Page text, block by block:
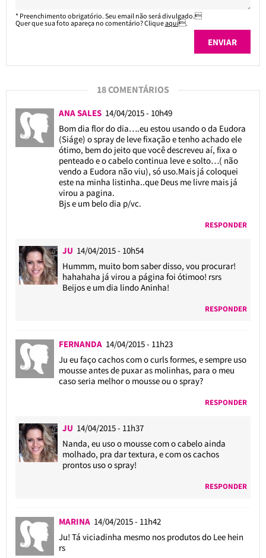
* Preenchimento obrigatório. Seu email não será divulgado.
Quer que sua foto apareça no comentário? Cliqueaqui.
18 COMENTÁRIOS
ANA SALES 14/04/2015 - 10h49
Bom dia flor do dia….eu estou usando o da Eudora
(Siáge) o spray de leve fixação e tenho achado ele
ótimo, bem do jeito que você descreveu aí, fixa o
penteado e o cabelo continua leve e solto…( não
vendo a Eudora não viu), só uso.Mais já coloquei
este na minha listinha..que Deus me livre mais já
virou a pagina.
Bjs e um belo dia p/vc.
RESPONDER
JU 14/04/2015 - 10h54
Hummm, muito bom saber disso, vou procurar!
hahahaha já virou a página foi ótimoo! rsrs
Beijos e um dia lindo Aninha!
RESPONDER
FERNANDA 14/04/2015 - 11h23
Ju eu faço cachos com o curls formes, e sempre uso
mousse antes de puxar as molinhas, para o meu
caso seria melhor o mousse ou o spray?
RESPONDER
JU 14/04/2015 - 11h37
Nanda, eu uso o mousse com o cabelo ainda
molhado, pra dar textura, e com os cachos
prontos uso o spray!
RESPONDER
MARINA 14/04/2015 - 11h42
Ju! Tá viciadinha mesmo nos produtos do Lee hein
rs